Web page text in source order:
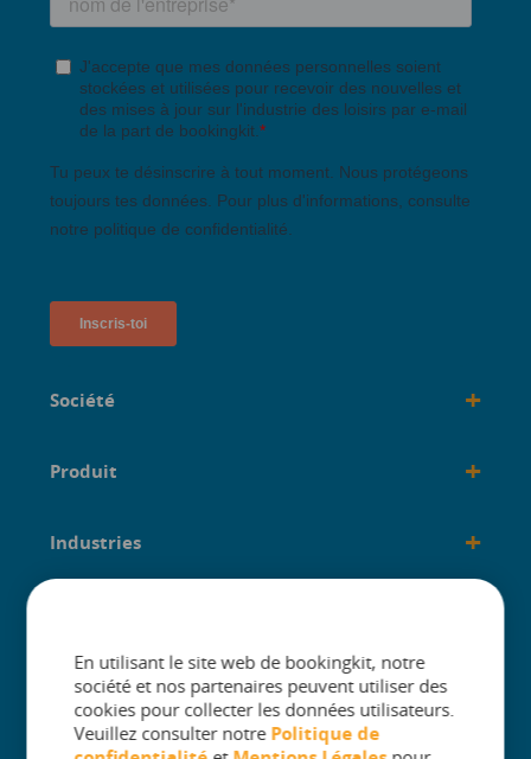
Société +
Produit +
Industries +
En utilisant le site web de bookingkit, notre
société et nos partenaires peuvent utiliser des
cookies pour collecter les données utilisateurs.
Veuillez consulter notre Politique de